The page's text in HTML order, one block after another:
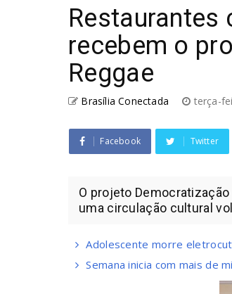
Restaurantes
recebem o
Reggae
Brasília Conectada terça-
Facebook Twitter
O projeto
uma circulação cultural
Adolescente morre
Semana inicia com mais de